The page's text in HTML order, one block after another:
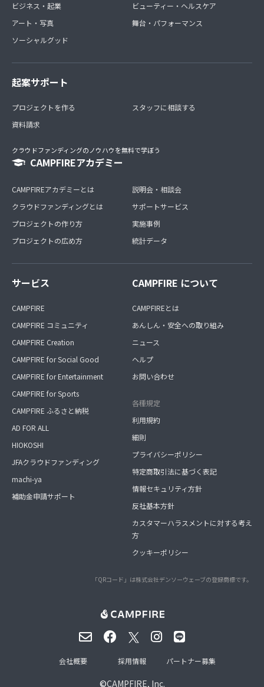
ビジネス・起業
アート・写真
ソーシャルグッド
ビューティー・ヘルスケア
舞台・パフォーマンス
起案サポート
プロジェクトを作る
資料請求
スタッフに相談する
クラウドファンディングのノウハウを無料で学ぼう
CAMPFIREアカデミー
CAMPFIREアカデミーとは
クラウドファンディングとは
プロジェクトの作り方
プロジェクトの広め方
説明会・相談会
サポートサービス
実施事例
統計データ
サービス
CAMPFIRE
CAMPFIRE コミュニティ
CAMPFIRE Creation
CAMPFIRE for Social Good
CAMPFIRE for Entertainment
CAMPFIRE for Sports
CAMPFIRE ふるさと納税
AD FOR ALL
HIOKOSHI
JFAクラウドファンディング
machi-ya
補助金申請サポート
CAMPFIRE について
CAMPFIREとは
あんしん・安全への取り組み
ニュース
ヘルプ
お問い合わせ
各種規定
利用規約
細則
プライバシーポリシー
特定商取引法に基づく表記
情報セキュリティ方針
反社基本方針
カスタマーハラスメントに対する考え
方
クッキーポリシー
「QRコード」は株式会社デンソーウェーブの登録商標です。
©CAMPFIRE, Inc.
会社概要 採用情報 パートナー募集